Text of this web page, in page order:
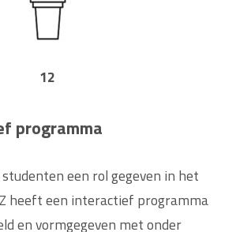
12
programma
een rol gegeven in het
heeft een interactief programma
en vormgegeven met onder